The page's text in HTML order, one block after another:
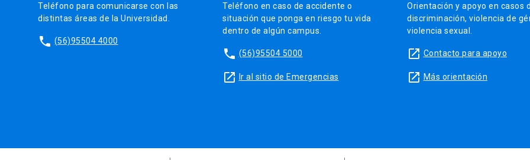
Teléfono para comunicarse con las
distintas áreas de la Universidad.
phone (56)95504 4000
Teléfono en caso de accidente o
situación que ponga en riesgo tu vida
dentro de algún campus.
phone (56)95504 5000
launch Ir al sitio de Emergencias
Orientación y apoyo en casos
discriminación, violencia de
violencia sexual.
launch Contacto para apoyo
launch Más orientación